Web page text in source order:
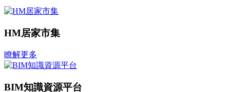
HM居家市集
瞭解更多
BIM知識資源平台